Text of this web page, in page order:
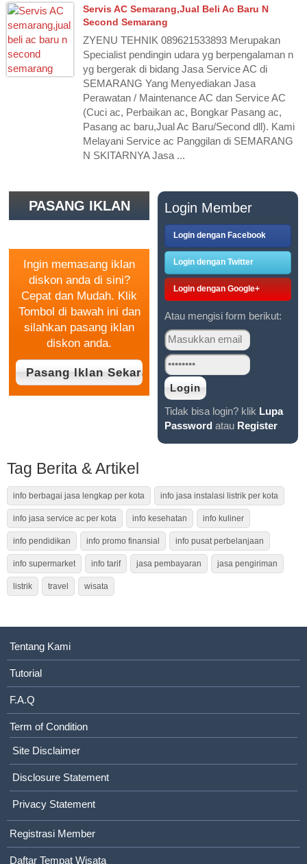
Servis AC Semarang,jual Beli Ac Baru N
Second Semarang
ZYENU TEHNIK 089621533893 Merupakan
Specialist pendingin udara yg berpengalaman n
yg bergerak di bidang Jasa Service AC di
SEMARANG Yang Menyediakan Jasa
Perawatan / Maintenance AC dan Service AC
(Cuci ac, Perbaikan ac, Bongkar Pasang ac,
Pasang ac baru,Jual Ac Baru/Second dll). Kami
Melayani Service ac Panggilan di SEMARANG
N SKITARNYA Jasa ...
PASANG IKLAN
Ingin memasang iklan
diskon anda di sini?
Cepat dan Mudah. Klik
Tombol di bawah ini dan
silahkan pasang iklan
diskon anda.
Login Member
Login dengan Facebook
Login dengan Twitter
Login dengan Google+
Atau mengisi form berikut:
Tidak bisa login? klik Lupa
Password atau Register
Tag Berita & Artikel
info berbagai jasa lengkap per kota info jasa instalasi listrik per kota
info jasa service ac per kota info kesehatan info kuliner
info pendidikan info promo finansial info pusat perbelanjaan
info supermarket info tarif jasa pembayaran jasa pengiriman
listrik travel wisata
Tentang Kami
Tutorial
F.A.Q
Term of Condition
Site Disclaimer
Disclosure Statement
Privacy Statement
Registrasi Member
Daftar Tempat Wisata